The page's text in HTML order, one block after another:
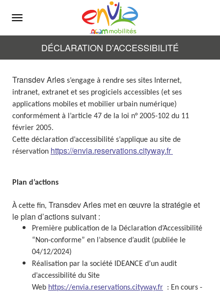
Menu
DÉCLARATION D'ACCESSIBILITÉ
Transdev Arles s’engage à rendre ses sites Internet,
intranet, extranet et ses progiciels accessibles (et ses
applications mobiles et mobilier urbain numérique)
conformément à l’article 47 de la loi n° 2005-102 du 11
février 2005.
Cette déclaration d’accessibilité s’applique au site de
réservation https://envia.reservations.cityway.fr
Plan d’actions
À cette fin, Transdev Arles met en œuvre la stratégie et
le plan d’actions suivant :
Première publication de la Déclaration d’Accessibilité
“Non-conforme” en l’absence d’audit (publiée le
04/12/2024)
Réalisation par la société IDEANCE d’un audit
d’accessibilité du Site
Web https://envia.reservations.cityway.fr : En cours -